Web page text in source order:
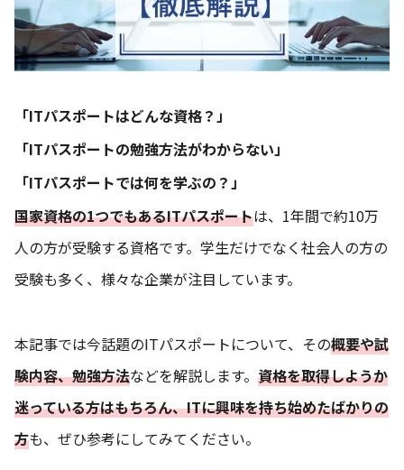
「ITパスポートはどんな資格？」
「ITパスポートの勉強方法がわからない」
「ITパスポートでは何を学ぶの？」
国家資格の1つでもあるITパスポートは、1年間で約10万
人の方が受験する資格です。学生だけでなく社会人の方の
受験も多く、様々な企業が注目しています。
本記事では今話題のITパスポートについて、その概要や試
験内容、勉強方法などを解説します。 資格を取得しようか
迷っている方はもちろん、ITに興味を持ち始めたばかりの
方も、ぜひ参考にしてみてください。